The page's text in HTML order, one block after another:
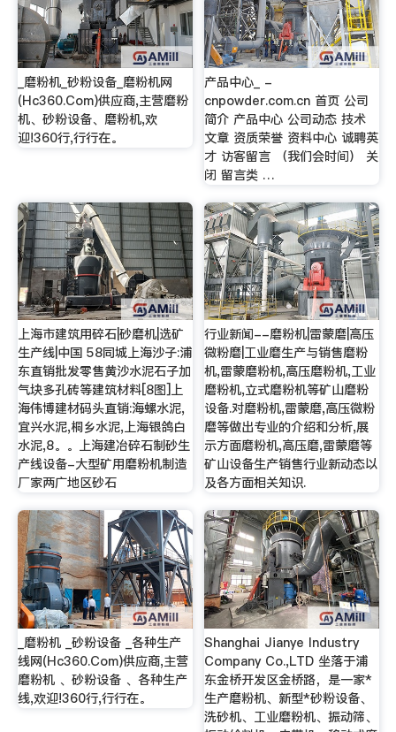
_磨粉机_砂粉设备_磨粉机网
(Hc360.Com)供应商,主营磨粉
机、砂粉设备、磨粉机,欢
迎!360行,行行在。
产品中心_ -
cnpowder.com.cn 首页 公司
简介 产品中心 公司动态 技术
文章 资质荣誉 资料中心 诚聘英
才 访客留言 （我们会时间） 关
闭 留言类 …
上海市建筑用碎石|砂磨机|选矿
生产线|中国 58同城上海沙子:浦
东直销批发零售黄沙水泥石子加
气块多孔砖等建筑材料[8图]上
海伟博建材码头直销:海螺水泥,
宜兴水泥,桐乡水泥,上海银鸽白
水泥,8。。上海建冶碎石制砂生
产线设备-大型矿用磨粉机制造
厂家两广地区砂石
行业新闻--磨粉机|雷蒙磨|高压
微粉磨|工业磨生产与销售磨粉
机,雷蒙磨粉机,高压磨粉机,工业
磨粉机,立式磨粉机等矿山磨粉
设备.对磨粉机,雷蒙磨,高压微粉
磨等做出专业的介绍和分析,展
示方面磨粉机,高压磨,雷蒙磨等
矿山设备生产销售行业新动态以
及各方面相关知识.
_磨粉机 _砂粉设备 _各种生产
线网(Hc360.Com)供应商,主营
磨粉机 、砂粉设备 、各种生产
线,欢迎!360行,行行在。
Shanghai Jianye Industry
Company Co.,LTD 坐落于浦
东金桥开发区金桥路，是一家*
生产磨粉机、新型*砂粉设备、
洗砂机、工业磨粉机、振动筛、